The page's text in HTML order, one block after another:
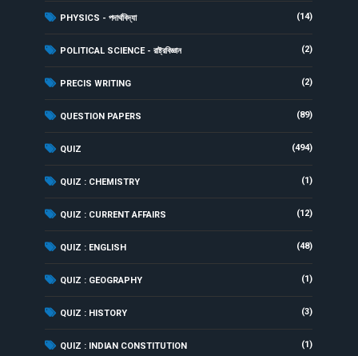
PHYSICS - পদার্থবিদ্যা (14)
POLITICAL SCIENCE - রাষ্ট্রবিজ্ঞান (2)
PRECIS WRITING (2)
QUESTION PAPERS (89)
QUIZ (494)
QUIZ : CHEMISTRY (1)
QUIZ : CURRENT AFFAIRS (12)
QUIZ : ENGLISH (48)
QUIZ : GEOGRAPHY (1)
QUIZ : HISTORY (3)
QUIZ : INDIAN CONSTITUTION (1)